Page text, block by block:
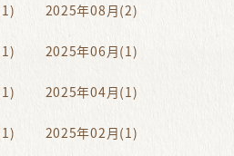
2025年08月(2)
2025年06月(1)
2025年04月(1)
2025年02月(1)